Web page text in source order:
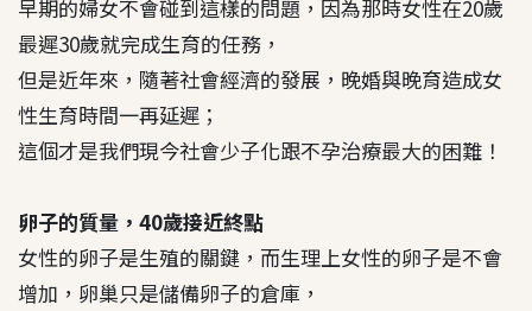
早期的婦女不會碰到這樣的問題，因為那時女性在20歲
最遲30歲就完成生育的任務，
但是近年來，隨著社會經濟的發展，晚婚與晚育造成女
性生育時間一再延遲；
這個才是我們現今社會少子化跟不孕治療最大的困難！
卵子的質量，40歲接近終點
女性的卵子是生殖的關鍵，而生理上女性的卵子是不會
增加，卵巢只是儲備卵子的倉庫，